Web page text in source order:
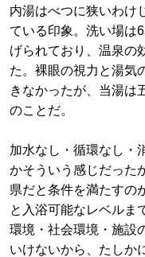
内湯はべつに狭いわけ
ている印象。洗い場は
げられており、温泉の
た。裸眼の視力と湯気
きなかったが、当湯は
のことだ。
加水なし・循環なし・
かそういう感じだった
県だと条件を満たすの
と入浴可能なレベルま
環境・社会環境・施設
いけないから、たしか